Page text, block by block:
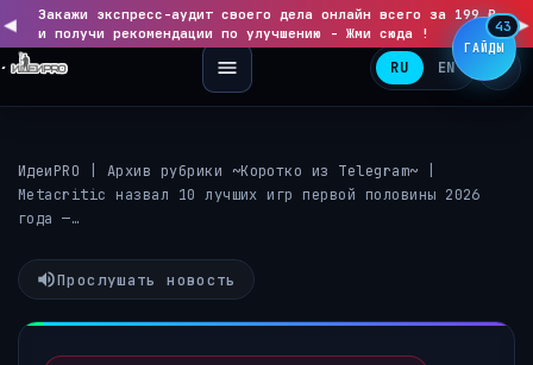
◀
Закажи экспресс-аудит своего дела онлайн всего за 199 ₽
и получи рекомендации по улучшению - Жми сюда ! ▶
RU EN
ИдеиPRO Архив рубрики ~Коротко из Telegram~
Metacritic назвал 10 лучших игр первой половины 2026
года —…
Прослушать новость
ГАЙДЫ
43